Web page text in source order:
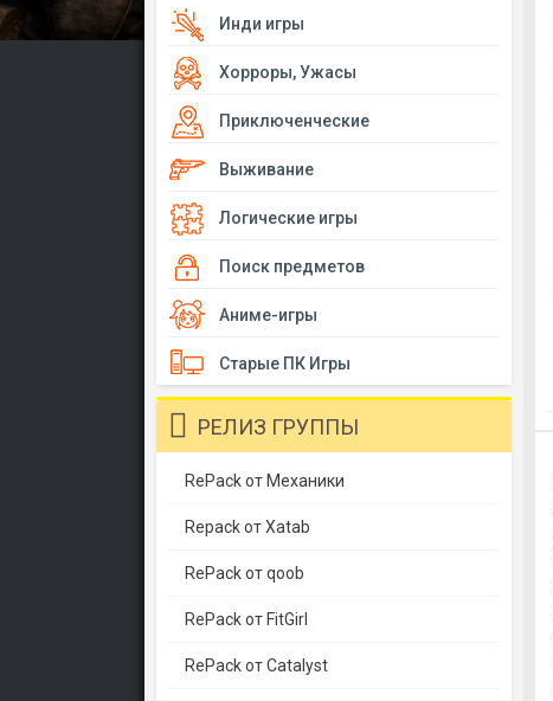
Инди игры
Хорроры, Ужасы
Приключенческие
Выживание
Логические игры
Поиск предметов
Аниме-игры
Старые ПК Игры
РЕЛИЗ ГРУППЫ
RePack от Механики
Repack от Xatab
RePack от qoob
RePack от FitGirl
RePack от Catalyst